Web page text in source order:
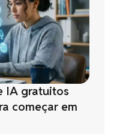
IA gratuitos
começar em